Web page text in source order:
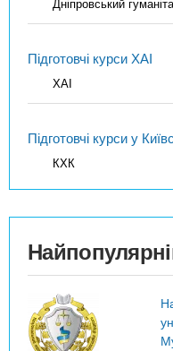
Підготовчі курси ХАІ
ХАІ
Підготовчі курси у
КХК